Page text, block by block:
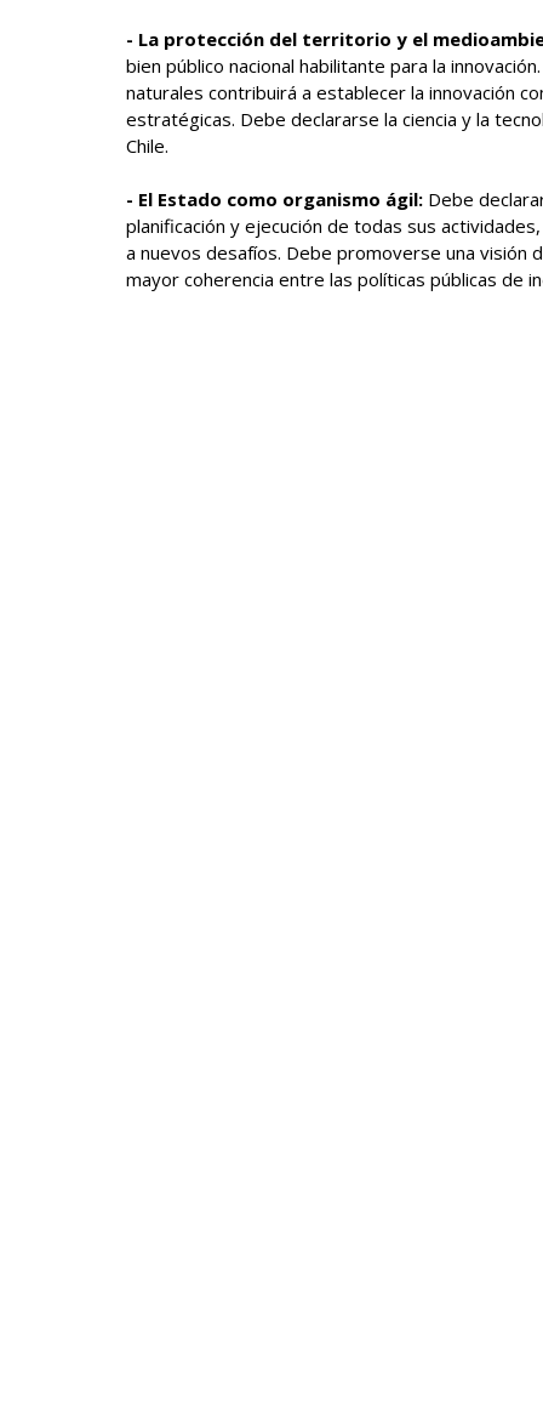
- La protección del territorio y el
bien público nacional habilitante para la
naturales contribuirá a establecer la innovación
estratégicas. Debe declararse la ciencia y la
Chile.
- El Estado como organismo ágil: Debe
planificación y ejecución de todas sus
a nuevos desafíos. Debe promoverse una visión
mayor coherencia entre las políticas públicas de